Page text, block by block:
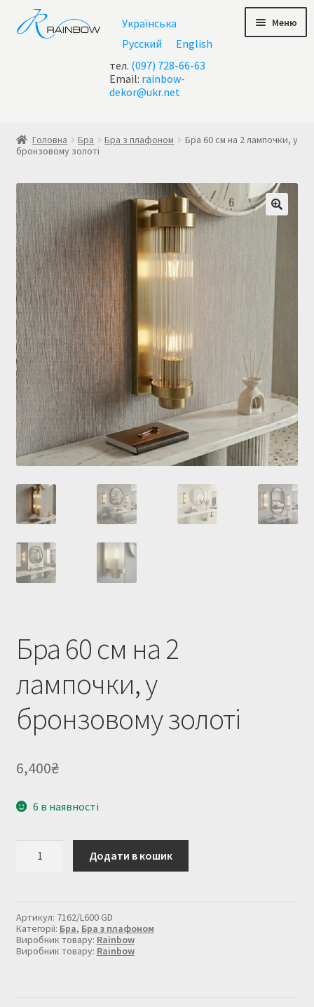
Перейти
до
навігації
Перейти
до
контенту
Українська
Русский
English
тел. (097) 728-66-63
Email: rainbow-
dekor@ukr.net
Меню
test geo ip
Акції
Контакти
Кошик
Купити люстру в Україна
Мій аккаунт
Магазин
Політика повернення
Про нас
Розрахунок та доставка
Усi люстри
Головна Бра Бра з плафоном
Бра 60 см на 2 лампочки, у
бронзовому золоті
Бра 60 см на 2
лампочки, у
бронзовому золоті
6,400₴
6 в наявності
лампочки,
у
бронзовому
золоті
Додати в кошик
Артикул: 7162/L600 GD
Категорії: Бра, Бра з плафоном
Виробник товару: Rainbow
Виробник товару: Rainbow